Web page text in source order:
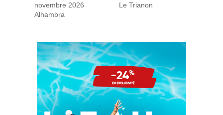
novembre 2026
Alhambra
Le Trianon